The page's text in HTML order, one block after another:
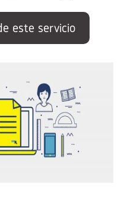
este servicio